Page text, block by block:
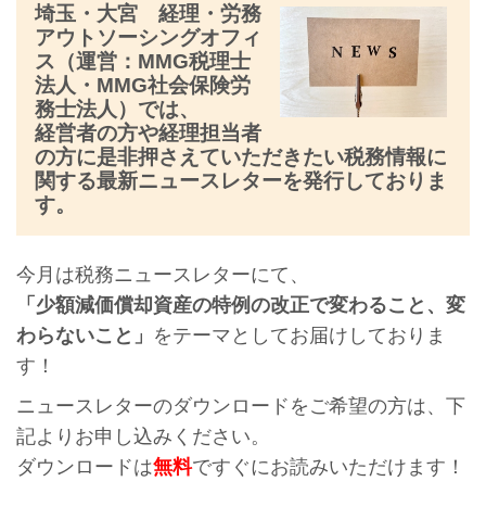
埼玉・大宮 経理・労務
アウトソーシングオフィ
ス（運営：MMG税理士
法人・MMG社会保険労
務士法人）では、
経営者の方や経理担当者
の方に是非押さえていただきたい税務情報に
関する最新ニュースレターを発行しておりま
す。
今月は税務ニュースレターにて、
「少額減価償却資産の特例の改正で変わること、変
わらないこと」 をテーマとしてお届けしておりま
す！
ニュースレターのダウンロードをご希望の方は、下
記よりお申し込みください。
ダウンロードは無料ですぐにお読みいただけます！